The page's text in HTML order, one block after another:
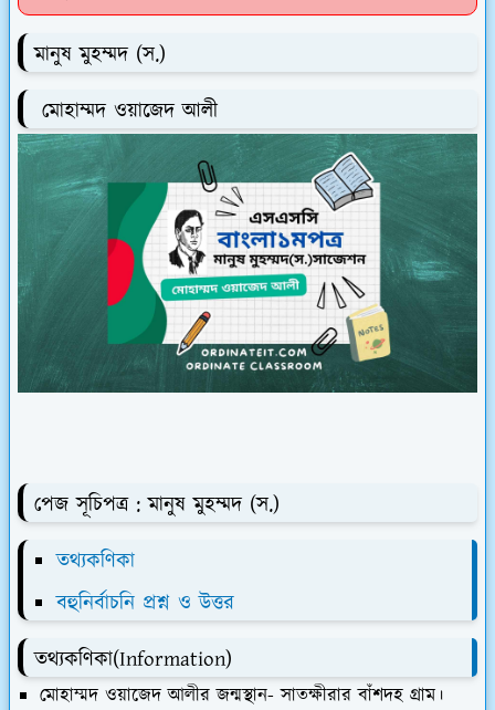
মানুষ মুহম্মদ (স.)
মোহাম্মদ ওয়াজেদ আলী
পেজ সূচিপত্র : মানুষ মুহম্মদ (স.)
তথ্যকণিকা
বহুনির্বাচনি প্রশ্ন ও উত্তর
তথ্যকণিকা(Information)
মোহাম্মদ ওয়াজেদ আলীর জন্মস্থান- সাতক্ষীরার বাঁশদহ গ্রাম।